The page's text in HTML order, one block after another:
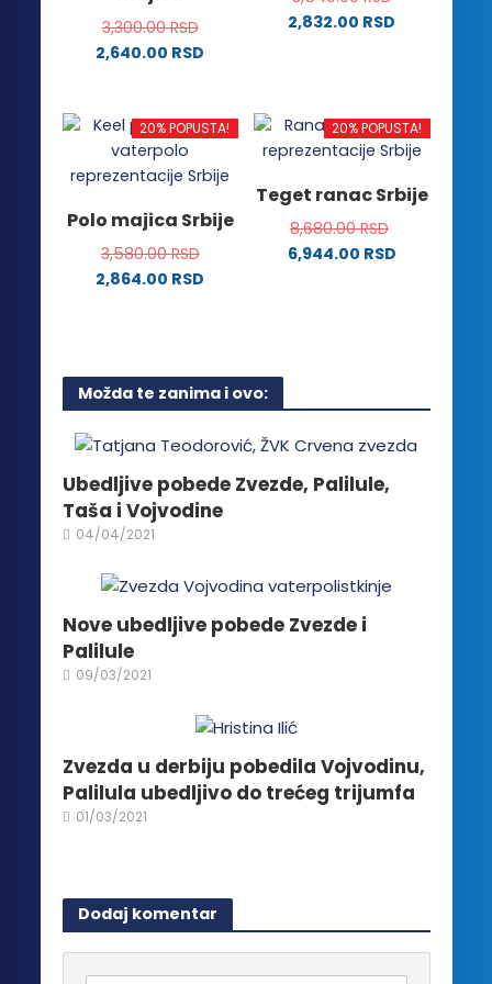
biti
izabrane
proizvoda.
biti
proizvoda.
3,300.00RSD
2,640.00 RSD
ima
više
varijanti.
mogu
biti
izabrane
2,832.00 RSD
više
varijanti.
mogu
biti
izabrane
20% POPUSTA!
Polo majica Srbije
3,580.00RSD
2,864.00 RSD
više
varijanti.
mogu
biti
izabrane
na
proizvoda.
20% POPUSTA!
Teget ranac Srbije
8,680.00RSD
6,944.00 RSD
Možda te zanima i ovo:
Ubedljive pobede Zvezde, Palilule,
Taša i Vojvodine
04/04/2021
Nove ubedljive pobede Zvezde i
Palilule
09/03/2021
Zvezda u derbiju pobedila Vojvodinu,
Palilula ubedljivo do trećeg trijumfa
01/03/2021
Dodaj komentar